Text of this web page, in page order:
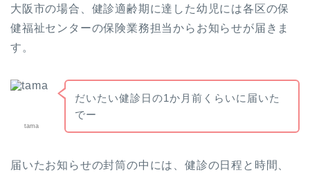
大阪市の場合、健診適齢期に達した幼児には各区の保
健福祉センターの保険業務担当からお知らせが届きま
す。
tama
だいたい健診日の1か月前くらいに届いた
でー
届いたお知らせの封筒の中には、健診の日程と時間、